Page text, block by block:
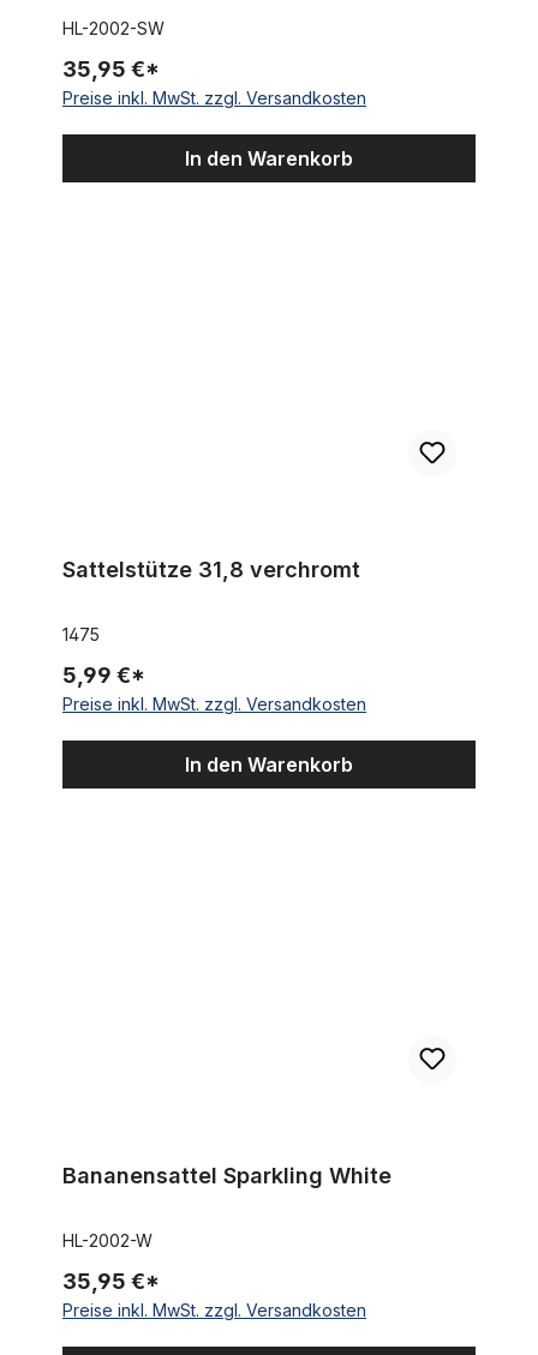
HL-2002-SW
35,95 €*
Preise inkl. MwSt. zzgl. Versandkosten
In den Warenkorb
Sattelstütze 31,8 verchromt
1475
5,99 €*
Preise inkl. MwSt. zzgl. Versandkosten
In den Warenkorb
Bananensattel Sparkling White
HL-2002-W
35,95 €*
Preise inkl. MwSt. zzgl. Versandkosten